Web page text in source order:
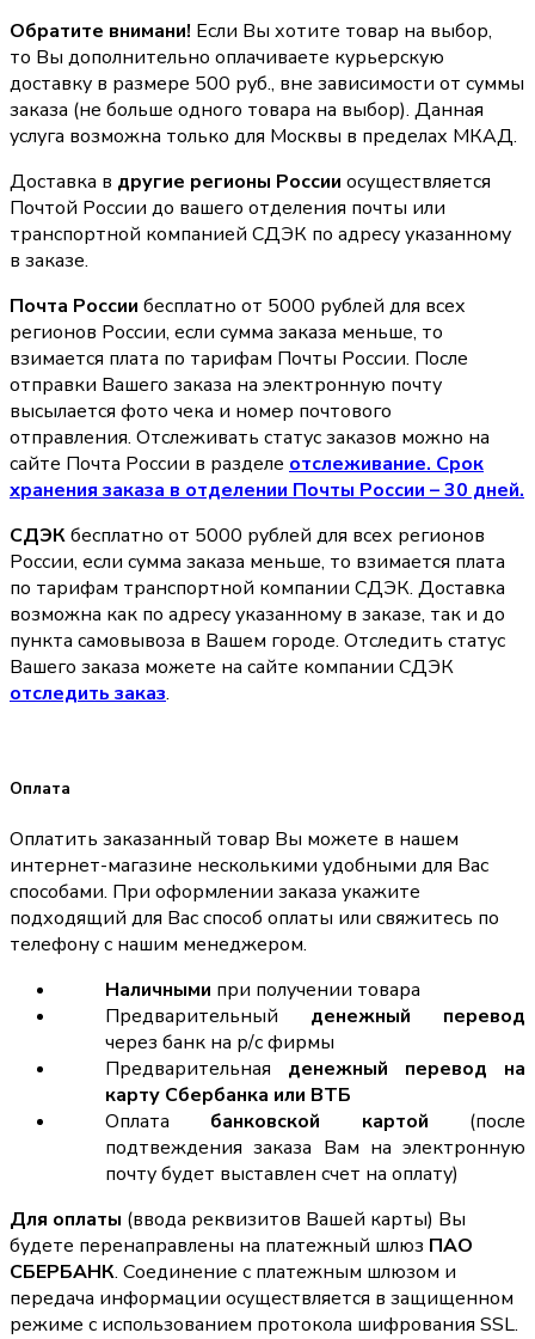
Обратите внимани! Если Вы хотите товар на выбор,
то Вы дополнительно оплачиваете курьерскую
доставку в размере 500 руб., вне зависимости от суммы
заказа (не больше одного товара на выбор). Данная
услуга возможна только для Москвы в пределах МКАД.
Доставка в другие регионы России осуществляется
Почтой России до вашего отделения почты или
транспортной компанией СДЭК по адресу указанному
в заказе.
Почта России бесплатно от 5000 рублей для всех
регионов России, если сумма заказа меньше, то
взимается плата по тарифам Почты России. После
отправки Вашего заказа на электронную почту
высылается фото чека и номер почтового
отправления. Отслеживать статус заказов можно на
сайте Почта России в разделе oтслеживание. Срок
хранения заказа в отделении Почты России – 30 дней.
СДЭКбесплатно от 5000 рублей для всех регионов
России, если сумма заказа меньше, то взимается плата
по тарифам транспортной компании СДЭК. Доставка
возможна как по адресу указанному в заказе, так и до
пункта самовывоза в Вашем городе. Отследить статус
Вашего заказа можете на сайте компании СДЭК
отследить заказ.
Оплата
Оплатить заказанный товар Вы можете в нашем
интернет-магазине несколькими удобными для Вас
способами. При оформлении заказа укажите
подходящий для Вас способ оплаты или свяжитесь по
телефону с нашим менеджером.
Наличными при получении товара
Предварительный денежный перевод
через банк на р/с фирмы
Предварительная денежный перевод на
карту Сбербанка или ВТБ
Оплата банковской картой (после
подтвеждения заказа Вам на электронную
почту будет выставлен счет на оплату)
Для оплаты (ввода реквизитов Вашей карты) Вы
будете перенаправлены на платежный шлюз ПАО
СБЕРБАНК. Соединение с платежным шлюзом и
передача информации осуществляется в защищенном
режиме с использованием протокола шифрования SSL.